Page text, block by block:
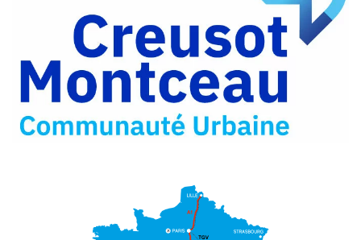
Facebook
Partager
Twitter
Partager
par
e-
mail